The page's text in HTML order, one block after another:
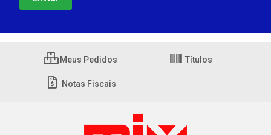
Meus Pedidos Títulos
Notas Fiscais